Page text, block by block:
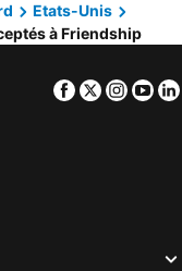
animaux acceptés
hôtels animaux acceptés
hôtels animaux acceptés
Etats-Unis
à Friendship
Facebook
Twitter